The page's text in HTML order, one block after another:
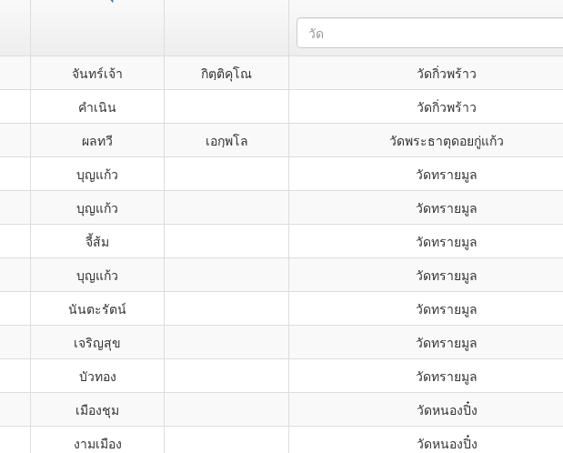
วัด
จันทร์เจ้า กิตฺติคุโณ วัดกิ่วพร้าว
คำเนิน วัดกิ่วพร้าว
ผลทวี เอกฺพโล วัดพระธาตุดอยกู่แก้ว
บุญแก้ว วัดทรายมูล
บุญแก้ว วัดทรายมูล
จี้ส้ม วัดทรายมูล
บุญแก้ว วัดทรายมูล
นันตะรัตน์ วัดทรายมูล
เจริญสุข วัดทรายมูล
บัวทอง วัดทรายมูล
เมืองชุม วัดหนองปิ๋ง
งามเมือง วัดหนองปิ๋ง